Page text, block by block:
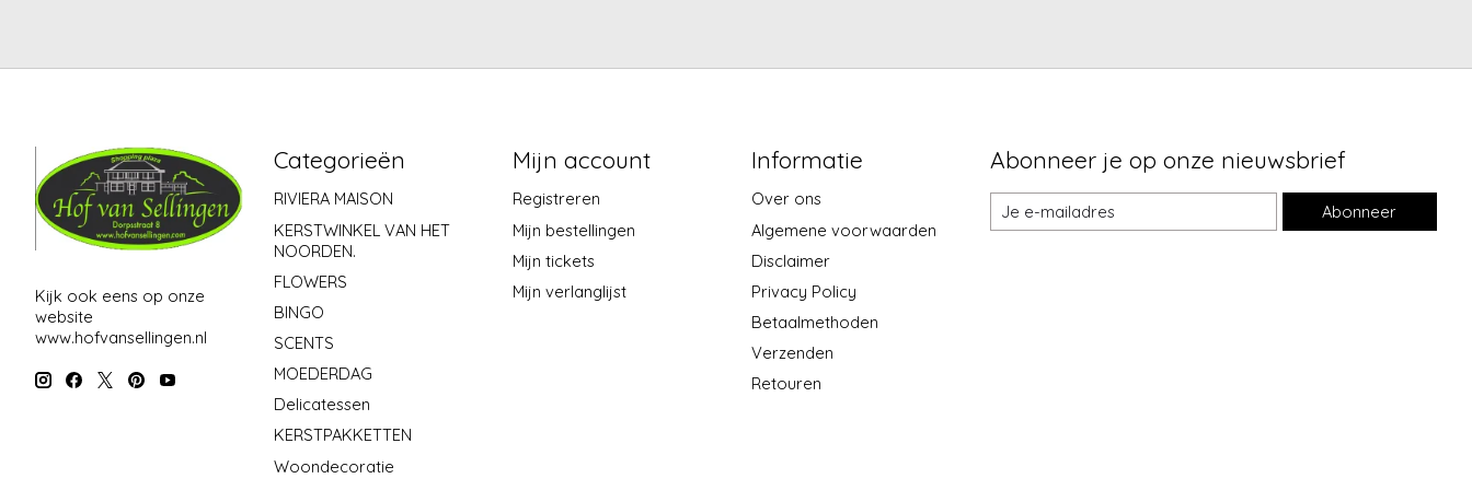
Kijk ook eens op onze
website
www.hofvansellingen.nl
Categorieën
RIVIERA MAISON
KERSTWINKEL VAN HET
NOORDEN.
FLOWERS
BINGO
SCENTS
MOEDERDAG
Delicatessen
KERSTPAKKETTEN
Woondecoratie
Mijn account
Registreren
Mijn bestellingen
Mijn tickets
Mijn verlanglijst
Informatie
Over ons
Algemene voorwaarden
Disclaimer
Privacy Policy
Betaalmethoden
Verzenden
Retouren
Abonneer je op onze nieuwsbrief
Abonneer